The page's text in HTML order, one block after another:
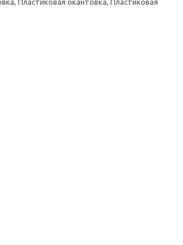
Пластиковая окантовка, Пластиковая